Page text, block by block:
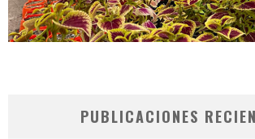
PUBLICACIONES